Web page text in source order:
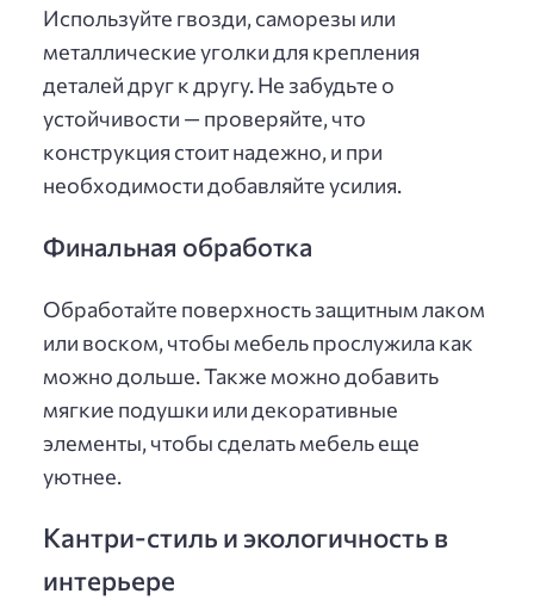
Используйте гвозди, саморезы или
металлические уголки для крепления
деталей друг к другу. Не забудьте о
устойчивости — проверяйте, что
конструкция стоит надежно, и при
необходимости добавляйте усилия.
Финальная обработка
Обработайте поверхность защитным лаком
или воском, чтобы мебель прослужила как
можно дольше. Также можно добавить
мягкие подушки или декоративные
элементы, чтобы сделать мебель еще
уютнее.
Кантри-стиль и экологичность в
интерьере